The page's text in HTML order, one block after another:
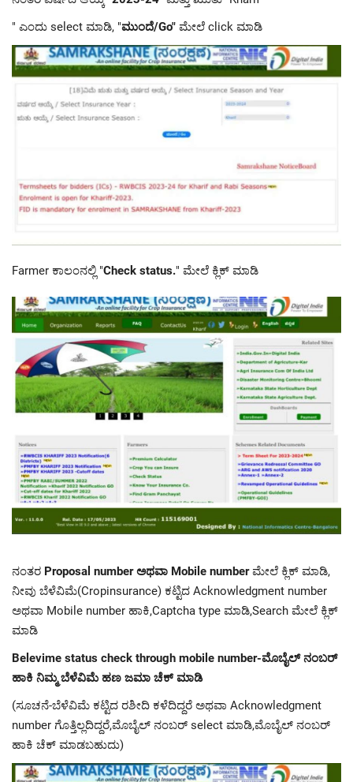
" ಎಂದು select ಮಾಡಿ, "ಮುಂದೆ/Go" ಮೇಲೆ click ಮಾಡಿ
Farmer ಕಾಲಂನಲ್ಲಿ "Check status." ಮೇಲೆ ಕ್ಲಿಕ್ ಮಾಡಿ
ನಂತರ Proposal number ಅಥವಾ Mobile numberಮೇಲೆ ಕ್ಲಿಕ್ ಮಾಡಿ,
ನೀವು ಬೆಳೆವಿಮೆ(Cropinsurance) ಕಟ್ಟಿದ Acknowledgment number
ಅಥವಾ Mobile number ಹಾಕಿ,Captcha type ಮಾಡಿ,Search ಮೇಲೆ ಕ್ಲಿಕ್
ಮಾಡಿ
Belevime status check through mobile number-ಮೊಬೈಲ್ ನಂಬರ್
ಹಾಕಿ ನಿಮ್ಮ ಬೆಳೆವಿಮೆ ಹಣ ಜಮಾ ಚೆಕ್ ಮಾಡಿ
(ಸೂಚನೆ-ಬೆಳೆವಿಮೆ ಕಟ್ಟಿದ ರಶೀದಿ ಕಳೆದಿದ್ದರೆ ಅಥವಾ Acknowledgment
number ಗೊತ್ತಿಲ್ಲದಿದ್ದರೆ,ಮೊಬೈಲ್ ನಂಬರ್ select ಮಾಡಿ,ಮೊಬೈಲ್ ನಂಬರ್
ಹಾಕಿ ಚೆಕ್ ಮಾಡಬಹುದು)